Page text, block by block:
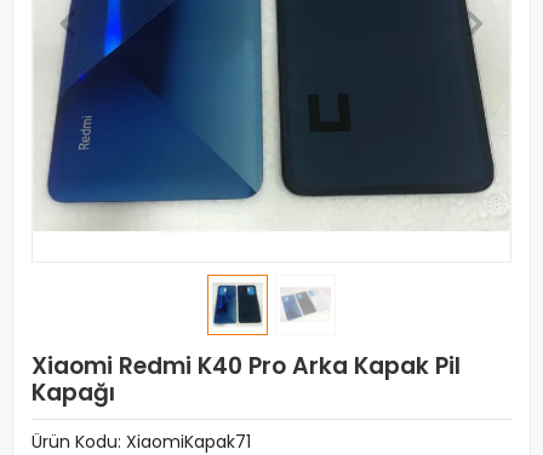
Xiaomi Redmi K40 Pro Arka Kapak Pil
Kapağı
Ürün Kodu: XiaomiKapak71